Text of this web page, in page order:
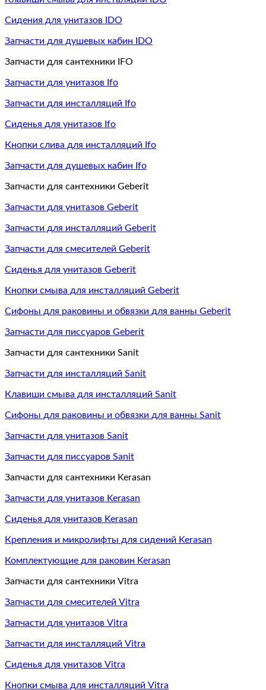
Сидения для унитазов IDO
Запчасти для душевых кабин IDO
Запчасти для сантехники IFO
Запчасти для унитазов Ifo
Запчасти для инсталляций Ifo
Сиденья для унитазов Ifo
Кнопки слива для инсталляций Ifo
Запчасти для душевых кабин Ifo
Запчасти для сантехники Geberit
Запчасти для унитазов Geberit
Запчасти для инсталляций Geberit
Запчасти для смесителей Geberit
Сиденья для унитазов Geberit
Кнопки смыва для инсталляций Geberit
Сифоны для раковины и обвязки для ванны Geberit
Запчасти для писсуаров Geberit
Запчасти для сантехники Sanit
Запчасти для инсталляций Sanit
Клавиши смыва для инсталляций Sanit
Сифоны для раковины и обвязки для ванны Sanit
Запчасти для унитазов Sanit
Запчасти для писсуаров Sanit
Запчасти для сантехники Kerasan
Запчасти для унитазов Kerasan
Сиденья для унитазов Kerasan
Крепления и микролифты для сидений Kerasan
Комплектующие для раковин Kerasan
Запчасти для сантехники Vitra
Запчасти для смесителей Vitra
Запчасти для унитазов Vitra
Запчасти для инсталляций Vitra
Сиденья для унитазов Vitra
Кнопки смыва для инсталляций Vitra